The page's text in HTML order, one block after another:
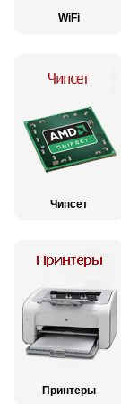
WiFi
Чипсет
Принтеры